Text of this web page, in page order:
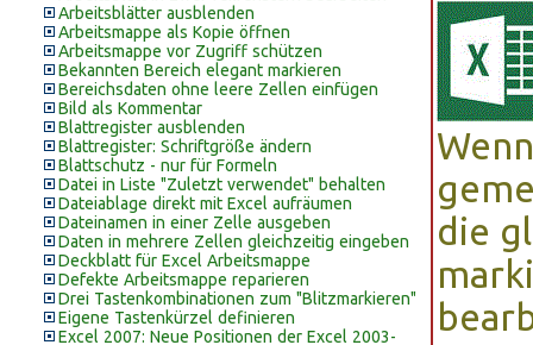
Arbeitsblätter ausblenden
Arbeitsmappe als Kopie öffnen
Arbeitsmappe vor Zugriff schützen
Bekannten Bereich elegant markieren
Bereichsdaten ohne leere Zellen einfügen
Bild als Kommentar
Blattregister ausblenden
Blattregister: Schriftgröße ändern
Blattschutz - nur für Formeln
Datei in Liste "Zuletzt verwendet" behalten
Dateiablage direkt mit Excel aufräumen
Dateinamen in einer Zelle ausgeben
Daten in mehrere Zellen gleichzeitig eingeben
Deckblatt für Excel Arbeitsmappe
Defekte Arbeitsmappe reparieren
Drei Tastenkombinationen zum "Blitzmarkieren"
Eigene Tastenkürzel definieren
Excel 2007: Neue Positionen der Excel 2003-
die